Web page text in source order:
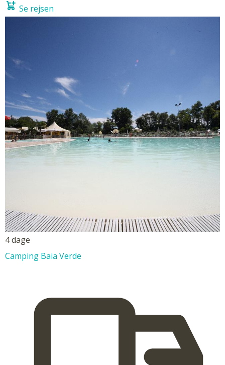
Se rejsen
4 dage
Camping Baia Verde